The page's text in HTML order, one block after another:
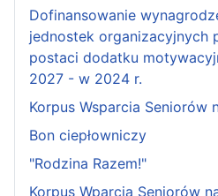
Dofinansowanie
jednostek organizacyjnych
postaci dodatku
2027 - w 2024 r.
Korpus Wsparcia Seniorów
Bon ciepłowniczy
"Rodzina Razem!"
Korpus Wparcia Seniorów